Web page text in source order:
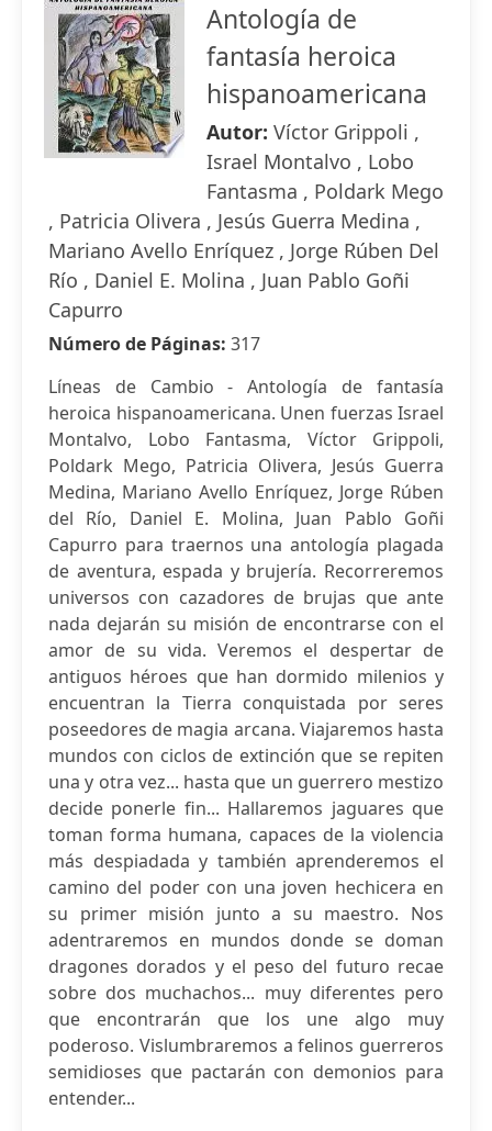
Antología de
fantasía heroica
hispanoamericana
Autor: Víctor Grippoli ,
Israel Montalvo , Lobo
Fantasma , Poldark Mego
, Patricia Olivera , Jesús Guerra Medina ,
Mariano Avello Enríquez , Jorge Rúben Del
Río , Daniel E. Molina , Juan Pablo Goñi
Capurro
Número de Páginas: 317
Líneas de Cambio - Antología de fantasía
heroica hispanoamericana. Unen fuerzas Israel
Montalvo, Lobo Fantasma, Víctor Grippoli,
Poldark Mego, Patricia Olivera, Jesús Guerra
Medina, Mariano Avello Enríquez, Jorge Rúben
del Río, Daniel E. Molina, Juan Pablo Goñi
Capurro para traernos una antología plagada
de aventura, espada y brujería. Recorreremos
universos con cazadores de brujas que ante
nada dejarán su misión de encontrarse con el
amor de su vida. Veremos el despertar de
antiguos héroes que han dormido milenios y
encuentran la Tierra conquistada por seres
poseedores de magia arcana. Viajaremos hasta
mundos con ciclos de extinción que se repiten
una y otra vez... hasta que un guerrero mestizo
decide ponerle fin... Hallaremos jaguares que
toman forma humana, capaces de la violencia
más despiadada y también aprenderemos el
camino del poder con una joven hechicera en
su primer misión junto a su maestro. Nos
adentraremos en mundos donde se doman
dragones dorados y el peso del futuro recae
sobre dos muchachos... muy diferentes pero
que encontrarán que los une algo muy
poderoso. Vislumbraremos a felinos guerreros
semidioses que pactarán con demonios para
entender...